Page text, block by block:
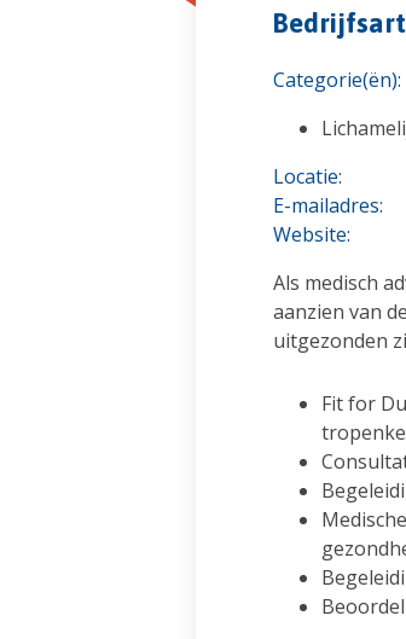
Categorie(ën):
Locatie:
E-mailadres:
Website:
Als medisch
aanzien van
uitgezonden
Fit for